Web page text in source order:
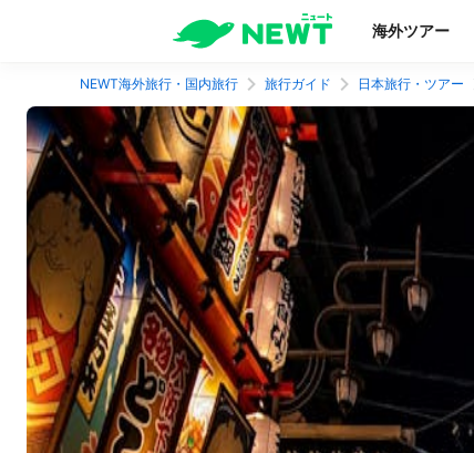
海外ツアー
NEWT海外旅行・国内旅行 旅行ガイド 日本旅行・ツアー